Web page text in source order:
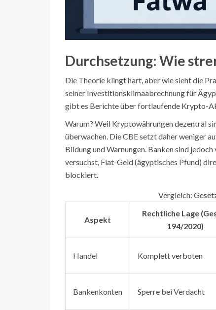
Durchsetzung: Wie
Die Theorie klingt hart, aber wie sieht die
seiner Investitionsklimaabrechnung für
gibt es Berichte über fortlaufende Krypto-
Warum? Weil Kryptowährungen dezentral
überwachen. Die CBE setzt daher weniger
Bildung und Warnungen. Banken sind
versuchst, Fiat-Geld (ägyptisches Pfund)
blockiert.
Vergleich:
Aspekt
Rechtliche Lage
194/2020)
Handel Komplett verboten
Bankenkonten Sperre bei Verdacht